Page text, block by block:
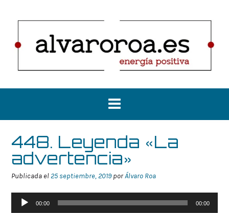
448. Leyenda «La
advertencia»
Publicada el25 septiembre, 2019porÁlvaro Roa
Reproductor
00:00 00:00